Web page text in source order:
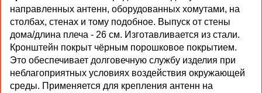
направленных антенн, оборудованных хомутами, на
столбах, стенах и тому подобное. Выпуск от стены
дома/длина плеча - 26 см. Изготавливается из стали.
Кронштейн покрыт чёрным порошковое покрытием.
Это обеспечивает долговечную службу изделия при
неблагоприятных условиях воздействия окружающей
среды. Применяется для крепления антенн на